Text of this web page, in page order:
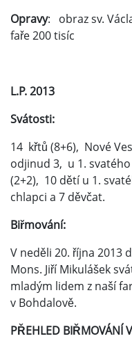
Opravy: obraz sv.
faře 200 tisíc
L.P. 2013
Svátosti:
14 křtů (8+6), Nové
odjinud 3, u 1.
(2+2), 10 dětí u 1.
chlapci a 7 děvčat.
Biřmování:
V neděli 20. října 2013
Mons. Jiří Mikulášek
mladým lidem z naší
v Bohdalově.
PŘEHLED BIŘMOVÁNÍ